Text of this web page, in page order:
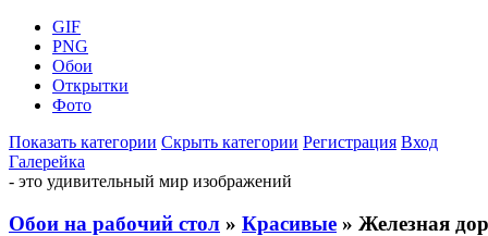
GIF
PNG
Обои
Открытки
Фото
Показать категории Скрыть категории Регистрация Вход
Галерейка
- это удивительный мир изображений
Обои на рабочий стол » Красивые » Железная